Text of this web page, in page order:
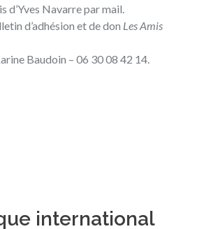
d’Yves Navarre par mail
d’adhésion et de don Les Amis
Baudoin – 06 30 08 42 14.
international